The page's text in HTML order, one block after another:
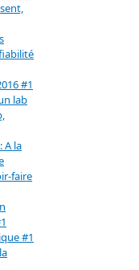
#1
lab
A la
faire
#1